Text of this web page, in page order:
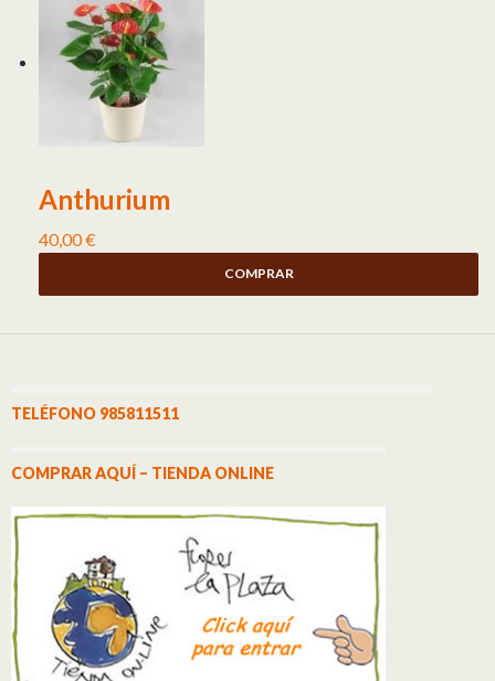
Anthurium
40,00€
COMPRAR
TELÉFONO 985811511
COMPRAR AQUÍ – TIENDA ONLINE